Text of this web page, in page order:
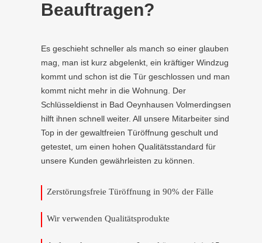
Beauftragen?
Es geschieht schneller als manch so einer glauben
mag, man ist kurz abgelenkt, ein kräftiger Windzug
kommt und schon ist die Tür geschlossen und man
kommt nicht mehr in die Wohnung. Der
Schlüsseldienst in Bad Oeynhausen Volmerdingsen
hilft ihnen schnell weiter. All unsere Mitarbeiter sind
Top in der gewaltfreien Türöffnung geschult und
getestet, um einen hohen Qualitätsstandard für
unsere Kunden gewährleisten zu können.
Zerstörungsfreie Türöffnung in 90% der Fälle
Wir verwenden Qualitätsprodukte